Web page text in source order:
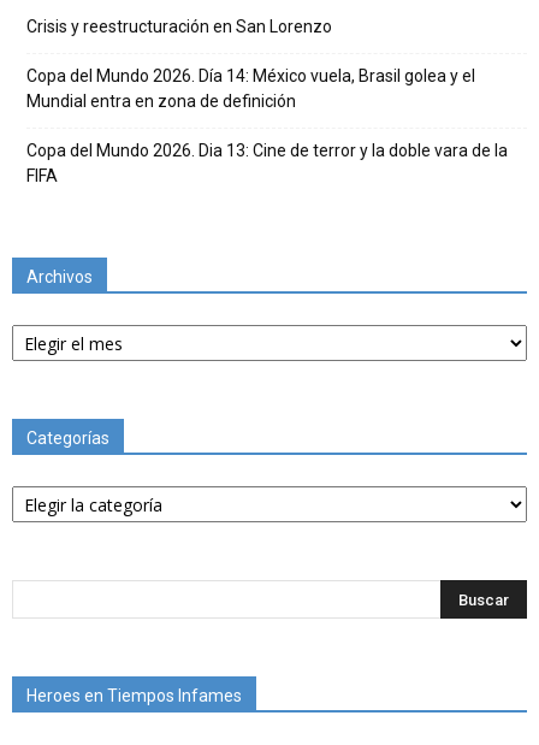
Crisis y reestructuración en San Lorenzo
Copa del Mundo 2026. Día 14: México vuela, Brasil golea y el
Mundial entra en zona de definición
Copa del Mundo 2026. Dia 13: Cine de terror y la doble vara de la
FIFA
Archivos
Archivos
Categorías
Categorías
Heroes en Tiempos Infames